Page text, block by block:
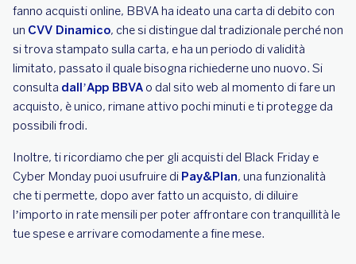
fanno acquisti online, BBVA ha ideato una carta di debito con
un CVV Dinamico, che si distingue dal tradizionale perché non
si trova stampato sulla carta, e ha un periodo di validità
limitato, passato il quale bisogna richiederne uno nuovo. Si
consulta dall’App BBVA o dal sito web al momento di fare un
acquisto, è unico, rimane attivo pochi minuti e ti protegge da
possibili frodi.
Inoltre, ti ricordiamo che per gli acquisti del Black Friday e
Cyber Monday puoi usufruire di Pay&Plan, una funzionalità
che ti permette, dopo aver fatto un acquisto, di diluire
l’importo in rate mensili per poter affrontare con tranquillità le
tue spese e arrivare comodamente a fine mese.